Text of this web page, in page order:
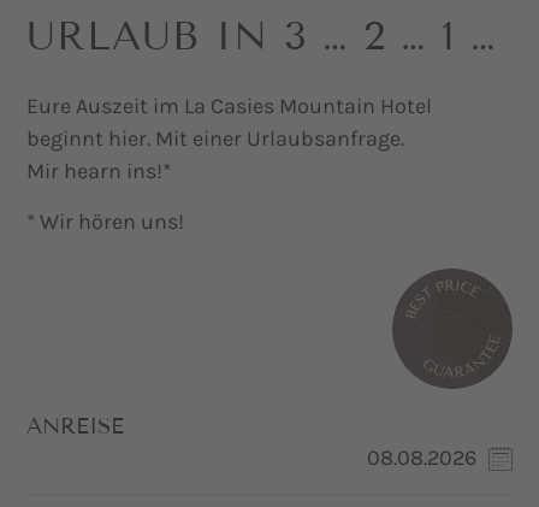
URLAUB IN 3 … 2 … 1 …
Eure Auszeit im La Casies Mountain Hotel
beginnt hier. Mit einer Urlaubsanfrage.
Mir hearn ins!*
* Wir hören uns!
ANREISE